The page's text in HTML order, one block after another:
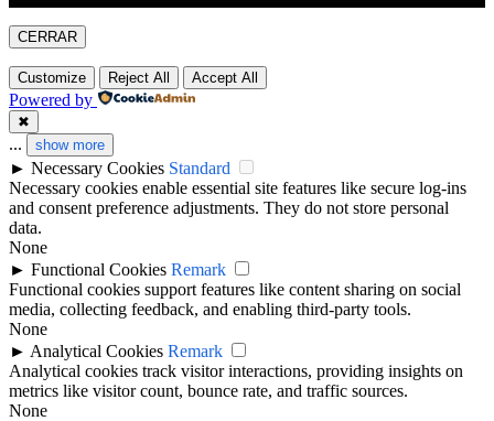
CERRAR
Customize Reject All Accept All
Powered by
✖
... show more
► Necessary Cookies Standard
Necessary cookies enable essential site features like secure log-ins
and consent preference adjustments. They do not store personal
data.
None
► Functional Cookies Remark
Functional cookies support features like content sharing on social
media, collecting feedback, and enabling third-party tools.
None
► Analytical Cookies Remark
Analytical cookies track visitor interactions, providing insights on
metrics like visitor count, bounce rate, and traffic sources.
None